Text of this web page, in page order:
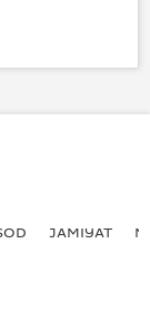
JAMIYAT